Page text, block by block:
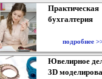
Практическая
бухгалтерия
подробнее
Ювелирное
3D